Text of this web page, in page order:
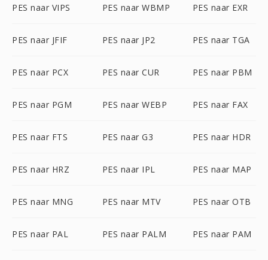
PES naar VIPS PES naar WBMP PES naar EXR
PES naar JFIF PES naar JP2 PES naar TGA
PES naar PCX PES naar CUR PES naar PBM
PES naar PGM PES naar WEBP PES naar FAX
PES naar FTS PES naar G3 PES naar HDR
PES naar HRZ PES naar IPL PES naar MAP
PES naar MNG PES naar MTV PES naar OTB
PES naar PAL PES naar PALM PES naar PAM